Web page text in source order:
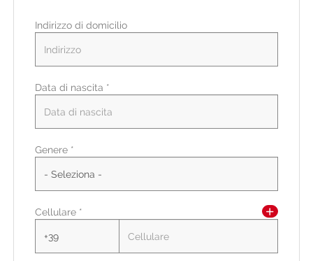
Indirizzo di domicilio
Data di nascita *
Genere *
Cellulare *